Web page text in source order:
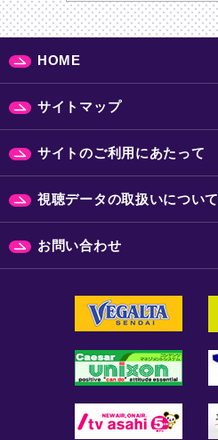
HOME
サイトマップ
サイトのご利用にあたって
視聴データの取扱いについて
お問い合わせ